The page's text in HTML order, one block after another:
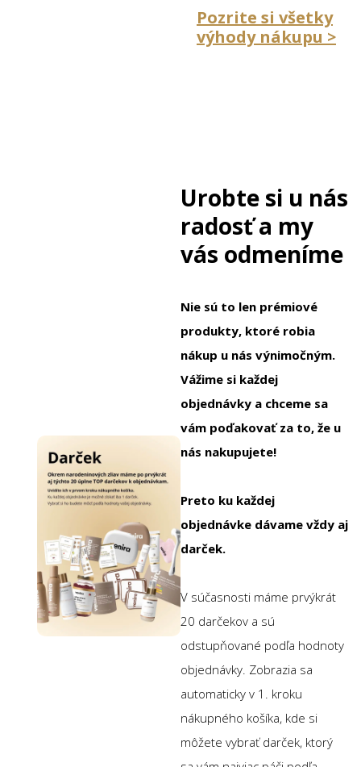
Pozrite si všetky
výhody nákupu >
Urobte si u nás
radosť a my
vás odmeníme
Nie sú to len prémiové
produkty, ktoré robia
nákup u nás výnimočným.
Vážime si každej
objednávky a chceme sa
vám poďakovať za to, že u
nás nakupujete!
Preto ku každej
objednávke dávame vždy aj
darček.
V súčasnosti máme prvýkrát
20 darčekov a sú
odstupňované podľa hodnoty
objednávky. Zobrazia sa
automaticky v 1. kroku
nákupného košíka, kde si
môžete vybrať darček, ktorý